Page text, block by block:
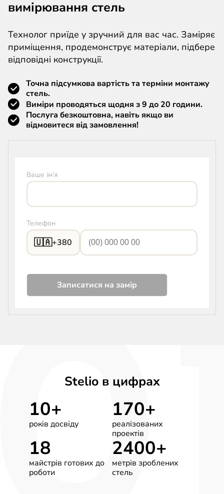
вимірювання стель
Технолог приїде у зручний для вас час. Заміряє
приміщення, продемонструє матеріали, підбере
відповідні конструкції.
Точна підсумкова вартість та терміни монтажу
стель.
Виміри проводяться щодня з 9 до 20 години.
Послуга безкоштовна, навіть якщо ви
відмовитеся від замовлення!
Ваше ім’я
Телефон
🇺🇦+380
Stelio в цифрах
10+
років досвіду
170+
реалізованих
проектів
18
майстрів готових до
роботи
2400+
метрів зроблених
стель